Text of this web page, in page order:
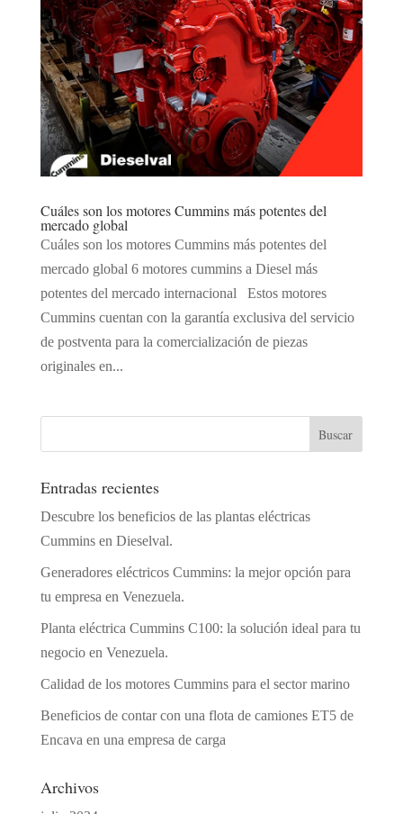
Cuáles son los motores Cummins más potentes del
mercado global
Cuáles son los motores Cummins más potentes del
mercado global 6 motores cummins a Diesel más
potentes del mercado internacional Estos motores
Cummins cuentan con la garantía exclusiva del servicio
de postventa para la comercialización de piezas
originales en...
Entradas recientes
Descubre los beneficios de las plantas eléctricas
Cummins en Dieselval.
Generadores eléctricos Cummins: la mejor opción para
tu empresa en Venezuela.
Planta eléctrica Cummins C100: la solución ideal para tu
negocio en Venezuela.
Calidad de los motores Cummins para el sector marino
Beneficios de contar con una flota de camiones ET5 de
Encava en una empresa de carga
Archivos